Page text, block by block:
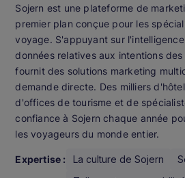
Sojern est une plateforme de
premier plan conçue pour les
voyage. S'appuyant sur
données relatives aux intentions
fournit des solutions marketing
demande directe. Des milliers
d'offices de tourisme et de
confiance à Sojern chaque année
les voyageurs du monde entier.
Expertise : La culture de Sojern